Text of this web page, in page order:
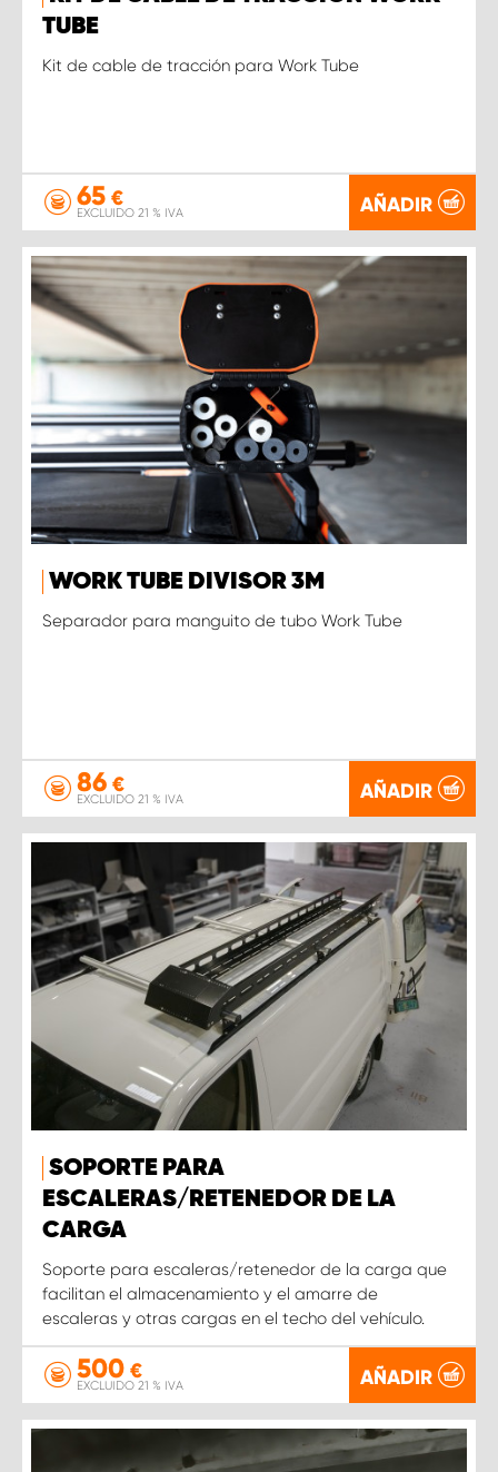
TUBE
Kit de cable de tracción para Work Tube
65 €
EXCLUIDO 21 % IVA AÑADIR
WORK TUBE DIVISOR 3M
Separador para manguito de tubo Work Tube
86 €
EXCLUIDO 21 % IVA AÑADIR
SOPORTE PARA
ESCALERAS/RETENEDOR DE LA
CARGA
Soporte para escaleras/retenedor de la carga que
facilitan el almacenamiento y el amarre de
escaleras y otras cargas en el techo del vehículo.
500 €
EXCLUIDO 21 % IVA AÑADIR